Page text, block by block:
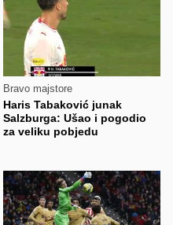
Bravo majstore
Haris Tabaković junak
Salzburga: Ušao i pogodio
za veliku pobjedu